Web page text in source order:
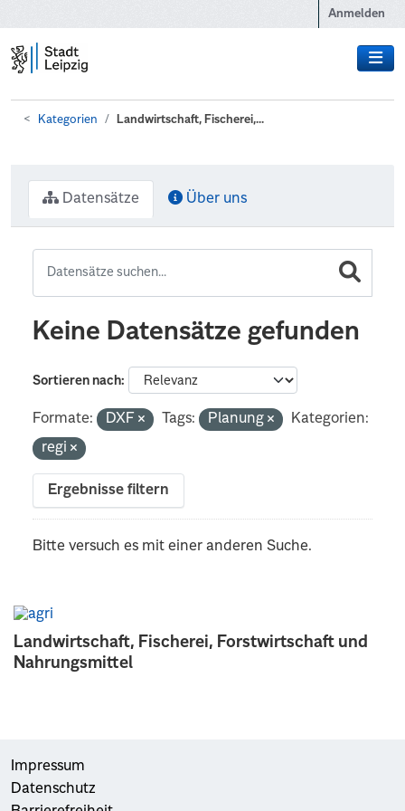
Anmelden
Kategorien Landwirtschaft, Fischerei,...
Landwirtschaft, Fischerei, Forstwirtschaft und
Nahrungsmittel
Datensätze Über uns
Keine Datensätze gefunden
Sortieren nach
Formate: DXF Tags: Planung
Kategorien:
regi
Ergebnisse filtern
Bitte versuch es mit einer anderen Suche.
Impressum
Datenschutz